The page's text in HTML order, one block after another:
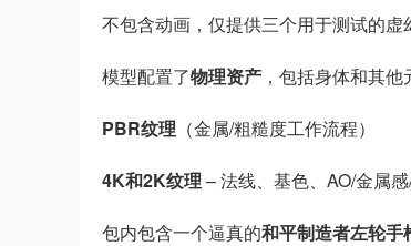
不包含动画，仅提供三个用于测试的虚
模型配置了物理资产 ，包括身体和其他
PBR纹理 （金属/粗糙度工作流程）
4K和2K纹理 – 法线、基色、AO/金属
包内包含一个逼真的和平制造者左轮手